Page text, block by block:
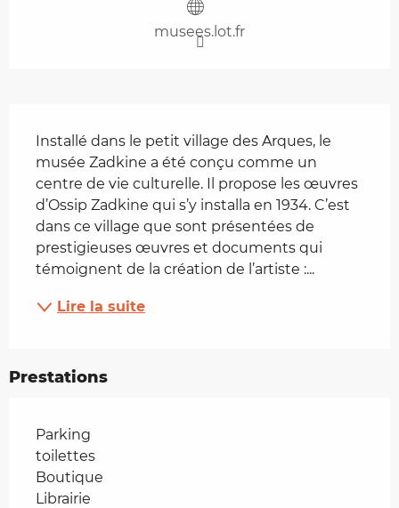
musees.lot.fr
Installé dans le petit village des Arques, le
musée Zadkine a été conçu comme un
centre de vie culturelle. Il propose les œuvres
d’Ossip Zadkine qui s’y installa en 1934. C’est
dans ce village que sont présentées de
prestigieuses œuvres et documents qui
témoignent de la création de l’artiste :...
Lire la suite
Prestations
Parking
toilettes
Boutique
Librairie